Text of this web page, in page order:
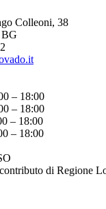
Colleoni, 38
BG
– 18:00
– 18:00
– 18:00
– 18:00